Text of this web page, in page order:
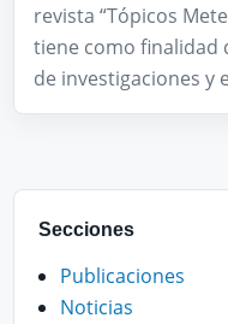
revista “Tópicos
tiene como finalidad
de investigaciones y
Secciones
Publicaciones
Noticias